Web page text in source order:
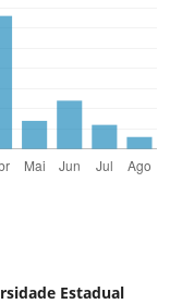
Estadual